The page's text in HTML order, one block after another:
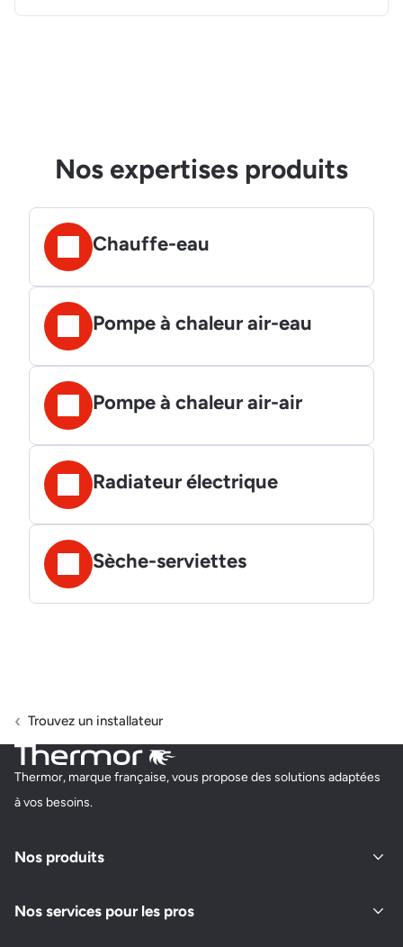
Nos expertises produits
Chauffe-eau
Pompe à chaleur air-eau
Pompe à chaleur air-air
Radiateur électrique
Sèche-serviettes
Trouvez un installateur
Thermor, marque française, vous propose des solutions adaptées
à vos besoins.
Nos produits
Nos services pour les pros